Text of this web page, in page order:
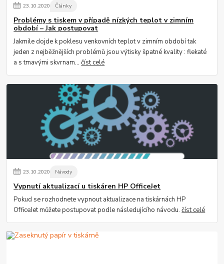
23.10.2020 Články
Problémy s tiskem v případě nízkých teplot v zimním
období – Jak postupovat
Jakmile dojde k poklesu venkovních teplot v zimním období tak
jeden z nejběžnějších problémů jsou výtisky špatné kvality : flekaté
a s tmavými skvrnam...číst celé
23.10.2020 Návody
Vypnutí aktualizací u tiskáren HP OfficeJet
Pokud se rozhodnete vypnout aktualizace na tiskárnách HP
OfficeJet můžete postupovat podle následujícího návodu.číst celé